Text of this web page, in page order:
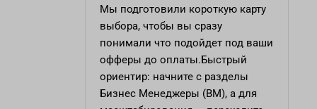
Мы подготовили короткую карту
выбора, чтобы вы сразу
понимали что подойдет под ваши
офферы до оплаты.Быстрый
ориентир: начните с разделы
Бизнес Менеджеры (BM), а для